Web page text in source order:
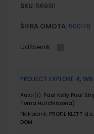
SKU: 569131
ŠIFRA OMOTA: 500178
Udžbenik
PROJECT EXPLORE 4;
Autor(i): Paul Kelly Paul
Toma Hutchinsona)
Nakladnik: PROFIL KLETT
DOM